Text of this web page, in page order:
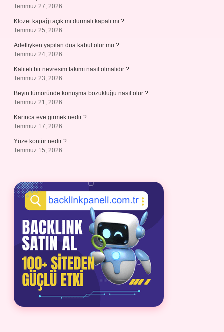
Temmuz 27, 2026
Klozet kapağı açık mı durmalı kapalı mı ?
Temmuz 25, 2026
Adetliyken yapılan dua kabul olur mu ?
Temmuz 24, 2026
Kaliteli bir nevresim takımı nasıl olmalıdır ?
Temmuz 23, 2026
Beyin tümöründe konuşma bozukluğu nasıl olur ?
Temmuz 21, 2026
Karınca eve girmek nedir ?
Temmuz 17, 2026
Yüze kontür nedir ?
Temmuz 15, 2026